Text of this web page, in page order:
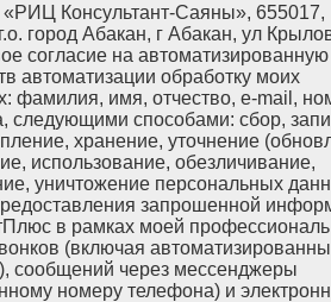
Консультант-Саяны», 655017,
город Абакан, г Абакан, ул
согласие на автоматизированную
автоматизации обработку моих
фамилия, имя, отчество, e-mail,
следующими способами: сбор,
хранение, уточнение
использование, обезличивание,
уничтожение персональных
запрошенной
в рамках моей
(включая
сообщений через мессенджеры
номеру телефона) и